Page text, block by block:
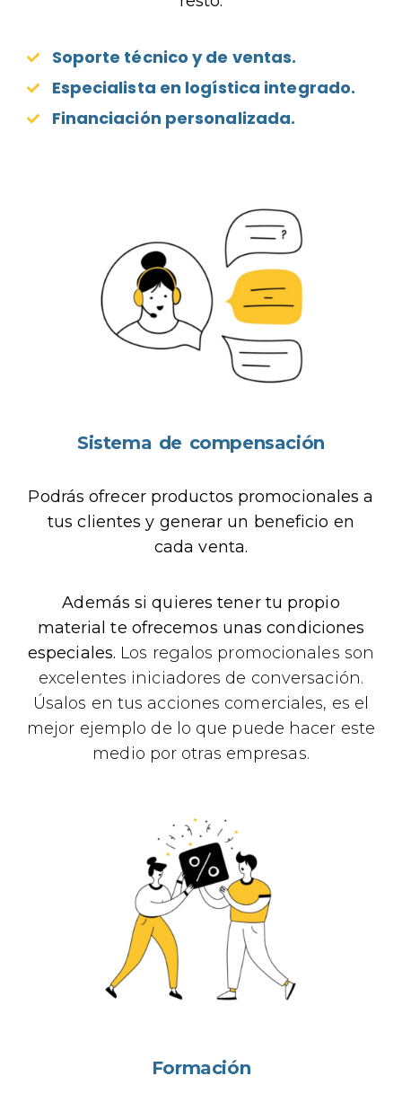
Soporte técnico y de ventas.
Especialista en logística integrado.
Financiación personalizada.
Sistema de compensación
Podrás ofrecer productos promocionales a
tus clientes y generar un beneficio en
cada venta.
Además si quieres tener tu propio
material te ofrecemos unas condiciones
especiales. Los regalos promocionales son
excelentes iniciadores de conversación.
Úsalos en tus acciones comerciales, es el
mejor ejemplo de lo que puede hacer este
medio por otras empresas.
Formación